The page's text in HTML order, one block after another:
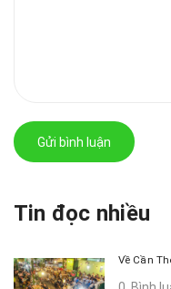
Gửi bình luận
Tin đọc nhiều
Về Cần